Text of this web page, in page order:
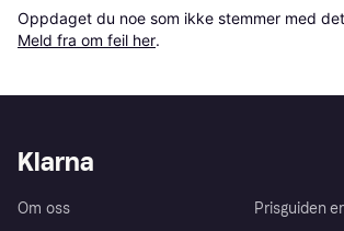
Oppdaget du noe som ikke stemmer med
Meld fra om feil her.
Klarna
Om oss
Prisguiden